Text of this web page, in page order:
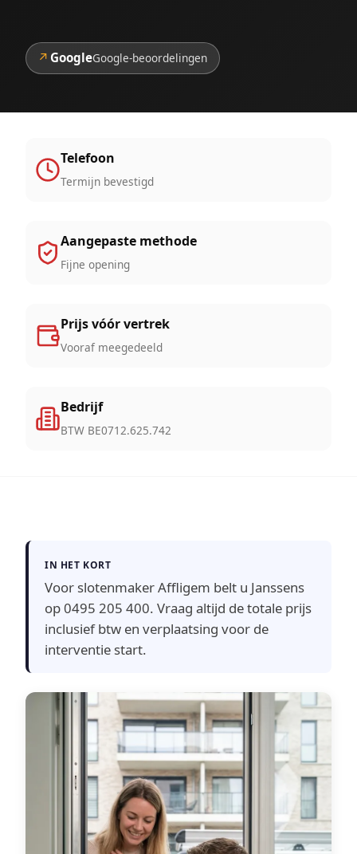
↗ GoogleGoogle-beoordelingen
Telefoon
Termijn bevestigd
Aangepaste methode
Fijne opening
Prijs vóór vertrek
Vooraf meegedeeld
Bedrijf
BTW BE0712.625.742
IN HET KORT
Voor slotenmaker Affligem belt u Janssens
op 0495 205 400. Vraag altijd de totale prijs
inclusief btw en verplaatsing voor de
interventie start.